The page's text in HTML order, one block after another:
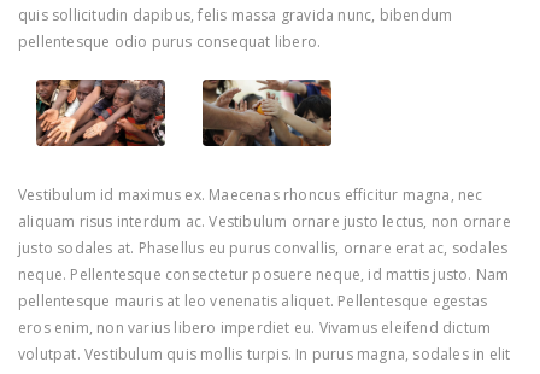
quis sollicitudin dapibus, felis massa gravida nunc, bibendum
pellentesque odio purus consequat libero.
Vestibulum id maximus ex. Maecenas rhoncus efficitur magna, nec
aliquam risus interdum ac. Vestibulum ornare justo lectus, non ornare
justo sodales at. Phasellus eu purus convallis, ornare erat ac, sodales
neque. Pellentesque consectetur posuere neque, id mattis justo. Nam
pellentesque mauris at leo venenatis aliquet. Pellentesque egestas
eros enim, non varius libero imperdiet eu. Vivamus eleifend dictum
volutpat. Vestibulum quis mollis turpis. In purus magna, sodales in elit